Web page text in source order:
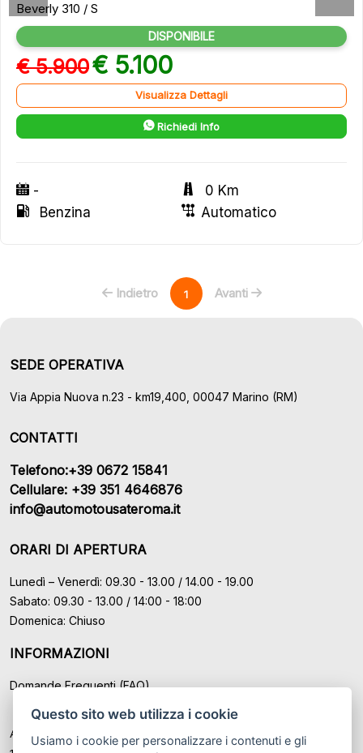
Questo sito web utilizza i cookie
Usiamo i cookie per personalizzare i contenuti e gli
Beverly 310 / S
DISPONIBILE
€ 5.900€ 5.100
Visualizza Dettagli
Richiedi Info
-
0 Km
Benzina
Automatico
Indietro 1 Avanti
SEDE OPERATIVA
Via Appia Nuova n.23 - km19,400, 00047 Marino (RM)
CONTATTI
Telefono:+39 0672 15841
Cellulare: +39 351 4646876
info@automotousateroma.it
ORARI DI APERTURA
Lunedì – Venerdì: 09.30 - 13.00 / 14.00 - 19.00
Sabato: 09.30 - 13.00 / 14:00 - 18:00
Domenica: Chiuso
INFORMAZIONI
Domande Frequenti (FAQ)
Auto Moto Usate Roma Srl sede di Marino - Roma, P.IVA: IT